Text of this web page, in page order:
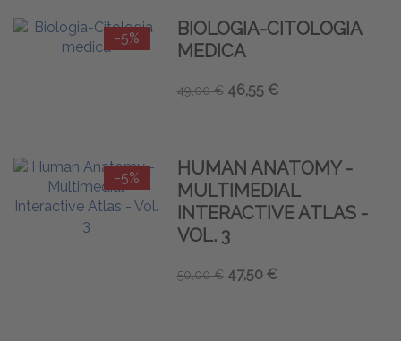
-5%
BIOLOGIA-CITOLOGIA
MEDICA
49,00 € 46,55 €
-5%
HUMAN ANATOMY -
MULTIMEDIAL
INTERACTIVE ATLAS -
VOL. 3
50,00 € 47,50 €